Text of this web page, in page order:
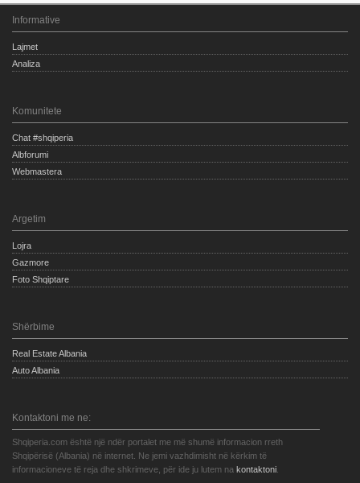
Informative
Lajmet
Analiza
Komunitete
Chat #shqiperia
Albforumi
Webmastera
Argetim
Lojra
Gazmore
Foto Shqiptare
Shërbime
Real Estate Albania
Auto Albania
Kontaktoni me ne:
Shqiperia.com është një ndër portalet me më shumë informacion rreth
Shqipërisë (Albania) në internet. Ne jemi vazhdimisht në kërkim të
informacioneve të reja dhe shkrimeve, për ide ju lutem na kontaktoni.